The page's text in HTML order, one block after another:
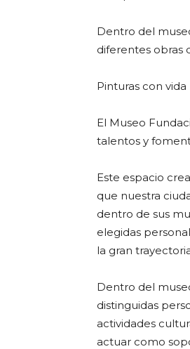
Dentro del
diferentes obras
Pinturas con vida
El Museo
talentos y
Este espacio
que nuestra
dentro de sus
elegidas
la gran
Dentro del
distinguidas
actividades
actuar como